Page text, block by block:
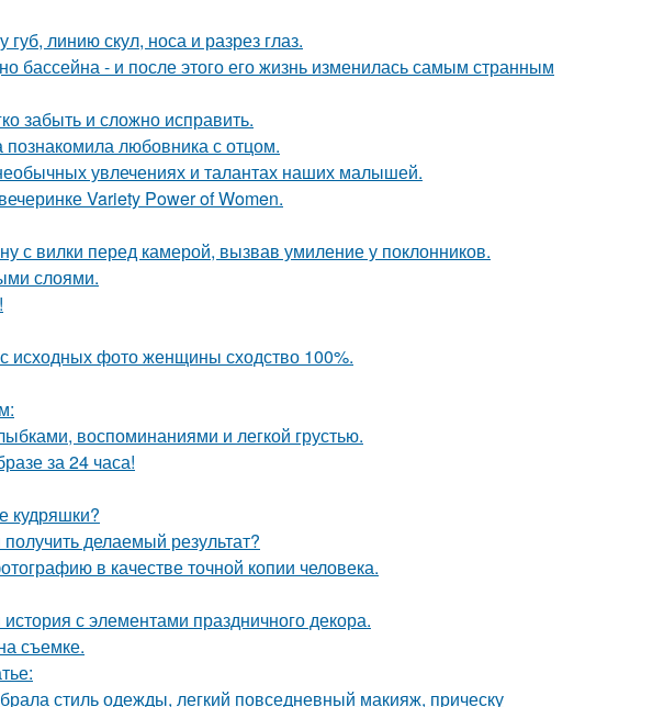
линию скул, носа и разрез глаз.
бассейна - и после этого его жизнь изменилась самым странным
забыть и сложно исправить.
любовника с отцом.
увлечениях и талантах наших малышей.
Variety Power of Women.
с вилки перед камерой, вызвав умиление у поклонников.
слоями.
исходных фото женщины сходство 100%.
воспоминаниями и легкой грустью.
за 24 часа!
кудряшки?
делаемый результат?
в качестве точной копии человека.
с элементами праздничного декора.
съемке.
стиль одежды, легкий повседневный макияж, прическу